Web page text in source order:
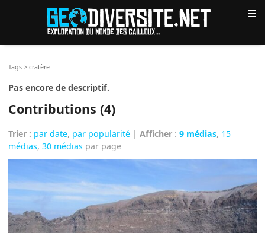
≡
Tags >cratère
Pas encore de descriptif.
Contributions (4)
Trier : par date, par popularité |Afficher :9 médias, 15
médias,30 médias par page